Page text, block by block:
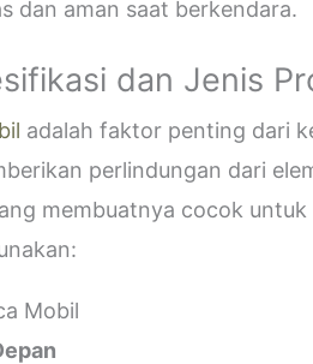
dan aman saat berkendara.
dan Jenis
adalah faktor penting dari
perlindungan dari
membuatnya cocok
Mobil